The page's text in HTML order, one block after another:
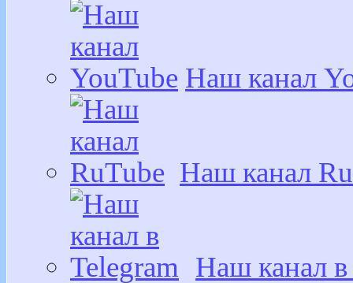
Наш канал
Наш канал
Наш канал в